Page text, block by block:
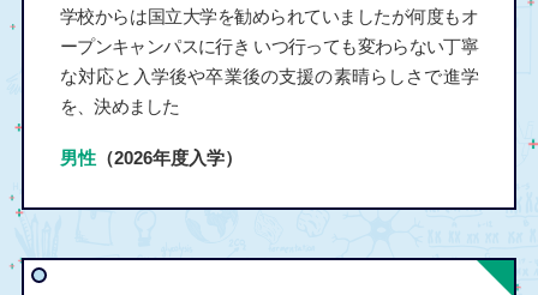
学校からは国立大学を勧められていましたが何度もオ
ープンキャンパスに行き いつ行っても変わらない丁寧
な対応と入学後や卒業後の支援の素晴らしさで進学
を、決めました
男性（2026年度入学）